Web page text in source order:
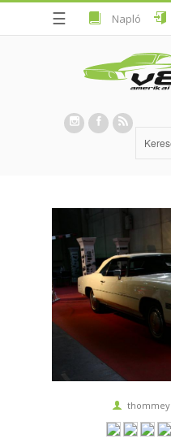
☰ Napló
thommey